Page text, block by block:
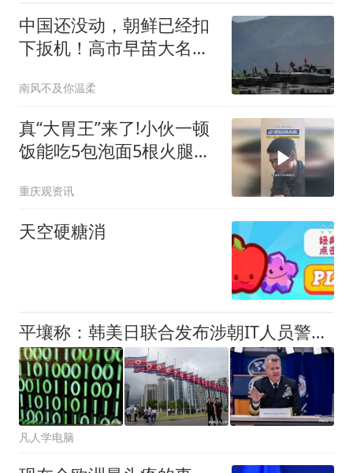
中国还没动，朝鲜已经扣
下扳机！高市早苗大名，
南风不及你温柔
真“大胃王”来了!小伙一顿
饭能吃5包泡面5根火腿肠
瓶啤酒漱漱口,网友:跟我
一样, 干体力活是真的能
吃
重庆观资讯
天空硬糖消
平壤称：韩美日联合发布涉朝IT人员警示是在抹黑朝鲜形象
凡人学电脑